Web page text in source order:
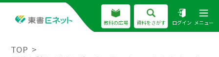
教科の広場 資料をさがす ログイン メニュー
TOP